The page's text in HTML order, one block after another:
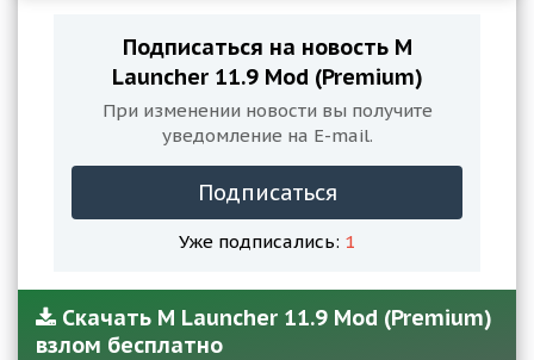
Подписаться на новость M
Launcher 11.9 Mod (Premium)
При изменении новости вы получите
уведомление на E-mail.
Подписаться
Уже подписались: 1
Скачать M Launcher 11.9 Mod (Premium)
взлом бесплатно